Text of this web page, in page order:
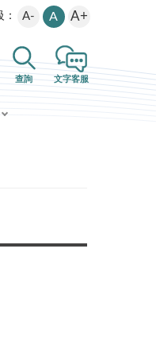
A- A A+
查詢 文字客服